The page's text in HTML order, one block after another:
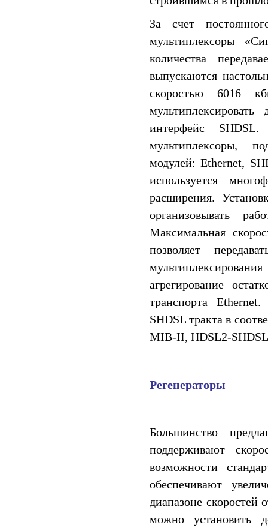
За счет
мультиплексоры
количества
выпускаются
скоростью 6016
интерфейс
мультиплексоры,
модулей: Ethernet,
используется
расширения.
организовывать
Максимальная
позволяет
агрегирование
транспорта
SHDSL тракта в
MIB-II, HDSL2-
Регенераторы
Большинство
поддерживают
возможности
обеспечивают
диапазоне
можно установить